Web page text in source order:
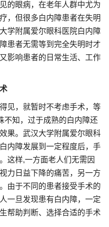
的眼病，在老年人群中尤为
，但很多白内障患者在失明
学附属爱尔眼科医院白内障
患者无需等到完全失明时才
影响患者的日常生活、工作
见，就暂时不考虑手术，等
不知，过于成熟的白内障还
果。武汉大学附属爱尔眼科
内障发展到一定程度后，手
这样,一方面老人们无需因
力日益下降的痛苦，另一方
由于不同的患者接受手术的
一旦发现患有白内障，一定
帮助判断、选择合适的手术